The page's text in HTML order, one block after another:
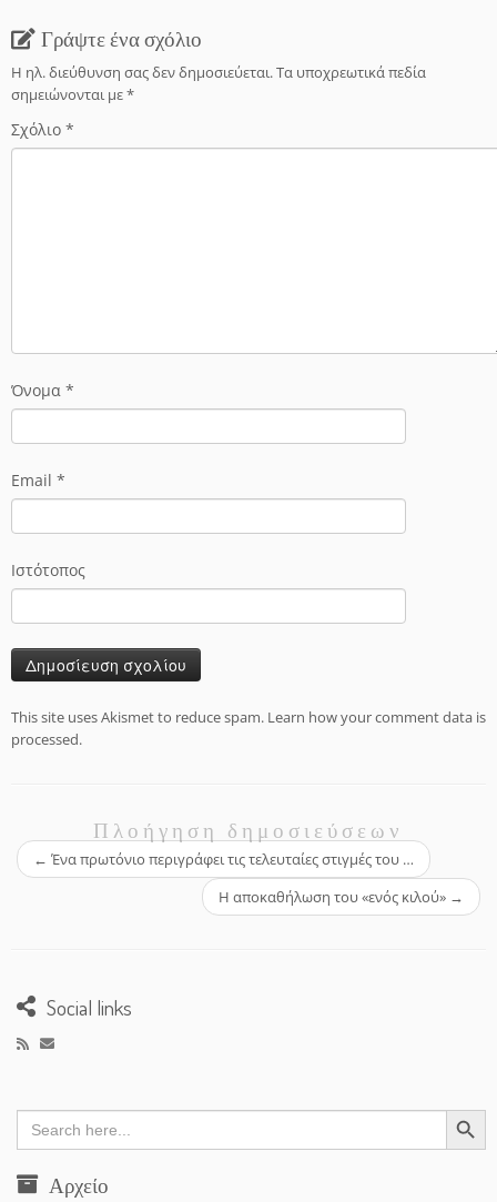
Γράψτε ένα σχόλιο
Η ηλ. διεύθυνση σας δεν δημοσιεύεται.Τα υποχρεωτικά πεδία
σημειώνονται με*
Σχόλιο *
Όνομα *
Email *
Ιστότοπος
This site uses Akismet to reduce spam. Learn how your comment data is
processed.
Πλοήγηση δημοσιεύσεων
← Ένα πρωτόνιο περιγράφει τις τελευταίες στιγμές του …
Η αποκαθήλωση του «ενός κιλού» →
Social links
Search
for:
Search Button
Αρχείο